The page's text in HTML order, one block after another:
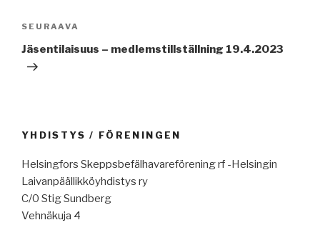
Seuraava
artikkeli
SEURAAVA
Jäsentilaisuus – medlemstillställning 19.4.2023
YHDISTYS / FÖRENINGEN
Helsingfors Skeppsbefälhavareförening rf -Helsingin
Laivanpäällikköyhdistys ry
C/0 Stig Sundberg
Vehnäkuja 4